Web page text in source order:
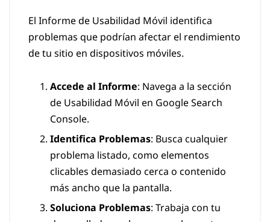
El Informe de Usabilidad Móvil identifica
problemas que podrían afectar el rendimiento
de tu sitio en dispositivos móviles.
Accede al Informe: Navega a la sección
de Usabilidad Móvil en Google Search
Console.
Identifica Problemas: Busca cualquier
problema listado, como elementos
clicables demasiado cerca o contenido
más ancho que la pantalla.
Soluciona Problemas: Trabaja con tu